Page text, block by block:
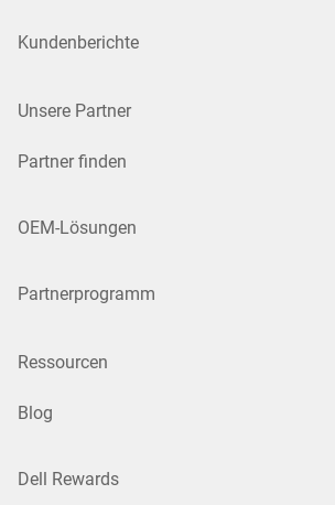
Kundenberichte
Unsere Partner
Partner finden
OEM-Lösungen
Partnerprogramm
Ressourcen
Blog
Dell Rewards